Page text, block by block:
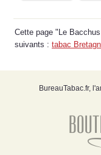
Cette page "Le
suivants : tabac
BureauTabac.fr,